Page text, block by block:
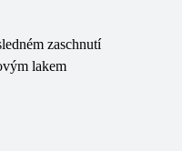
zaschnutí
lakem